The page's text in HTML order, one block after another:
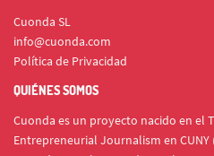
Cuonda SL
info@cuonda.com
Política de Privacidad
QUIÉNES SOMOS
Cuonda es un proyecto nacido en el
Entrepreneurial Journalism en CUNY